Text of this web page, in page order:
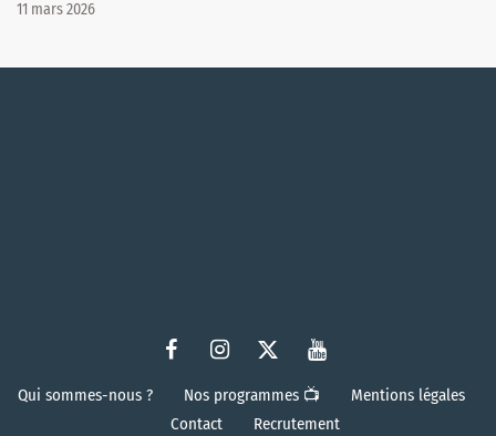
11 mars 2026
Qui sommes-nous ? Nos programmes 📺
Mentions légales
Contact
Recrutement